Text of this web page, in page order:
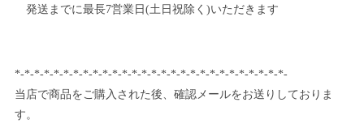
発送までに最長7営業日(土日祝除く)いただきます
*-*-*-*-*-*-*-*-*-*-*-*-*-*-*-*-*-*-*-*-*-*-*-*-*-*-*-*-
当店で商品をご購入された後、確認メールをお送りしておりま
す。